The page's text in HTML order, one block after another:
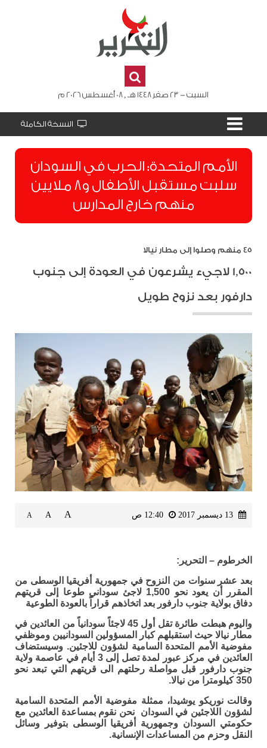
السبت - 23 صفر 1448 هـ , 08 أغسطس 2026 م
النسخة الكاملة
الأمم المتحدة: الحرب في السودان
سلبت مستقبل الأطفال و8 ملايين
منهم خارج المدارس
45 منهم وصلوا إلى مطار نيالا
1,500 لاجيء يشرعون في العودة إلى جنوب
دارفور بعد نزوح طويل
A
A
A
الخرطوم – التحرير:
بعد عشر سنوات من النزوح في جمهورية أفريقيا الوسطى من
المقرر أن يعود نحو 1,500 لاجئ سوداني طوعا إلى قريتهم
دفاق بولاية جنوب دارفور بعد اتخاذهم قراراً بالعودة الطوعية
واليوم هبطت طائرة تقل أول 45 لاجئاً سودانياً من العائدين في
مطار نيالا حيث استقبلهم كبار المسؤولين السودانيين وموظفي
مفوضية الأمم المتحدة السامية لشؤون للاجئين. وسيستضاف
العائدين في مركز عبور لمدة تصل إلى 3 أيام في عاصمة ولاية
جنوب دارفور قبل مواصلة رحلتهم الى قريتهم التي تبعد نحو
350 كيلومترا من نيالا.
وقالت نوريكو يوشيدا، ممثلة مفوضية الأمم المتحدة السامية
لشؤون اللاجئين في السودان نحن نقوم بمساعدة العائدين مع
حكومتي السودان وجمهورية أفريقيا الوسطى بتوفير وسائل
النقل وحزم من المساعدات الإنسانية.